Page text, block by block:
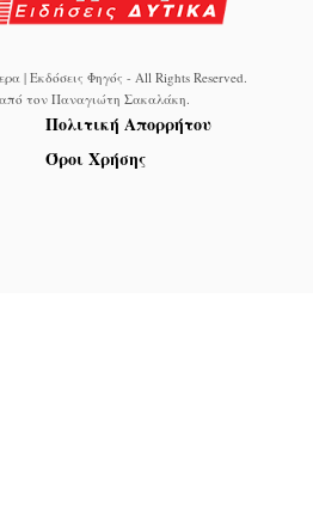
| Εκδόσεις Φηγός - All Rights Reserved.
τον Παναγιώτη Σακαλάκη
Πολιτική Απορρήτου
Όροι Χρήσης